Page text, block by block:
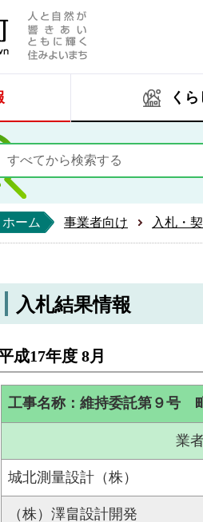
人と自然が響きあ
くら
ホーム 事業者向け 入札・
入札結果情報
成17年度 8月
工事名称：維持委託第９号
業
城北測量設計（株）
（株）澤畠設計開発